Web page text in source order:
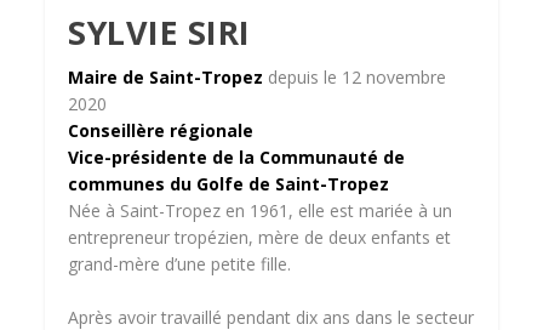
SYLVIE SIRI
Maire de Saint-Tropez depuis le 12 novembre
2020
Conseillère régionale
Vice-présidente de la Communauté de
communes du Golfe de Saint-Tropez
Née à Saint-Tropez en 1961, elle est mariée à un
entrepreneur tropézien, mère de deux enfants et
grand-mère d’une petite fille.
Après avoir travaillé pendant dix ans dans le secteur